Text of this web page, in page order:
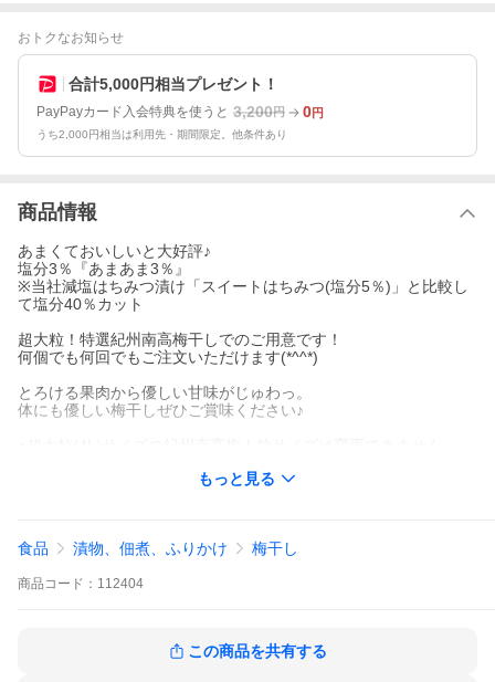
おトクなお知らせ
合計5,000円相当プレゼント！
PayPayカード入会特典を使うと 3,200円 0円
うち2,000円相当は利用先・期間限定。他条件あり
商品情報
あまくておいしいと大好評♪
塩分3％『あまあま3％』
※当社減塩はちみつ漬け「スイートはちみつ(塩分5％)」と比較し
て塩分40％カット
超大粒！特選紀州南高梅干しでのご用意です！
何個でも何回でもご注文いただけます(*^^*)
とろける果肉から優しい甘味がじゅわっ。
体にも優しい梅干しぜひご賞味ください♪
何卒ご了承の程お願いいたします。
■内容量：500g
もっと見る
食品 漬物、佃煮、ふりかけ 梅干し
商品 コード： 112404
この商品を共有する